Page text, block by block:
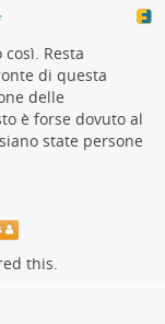
Resta
di questa
delle
è forse dovuto al
state persone
this.